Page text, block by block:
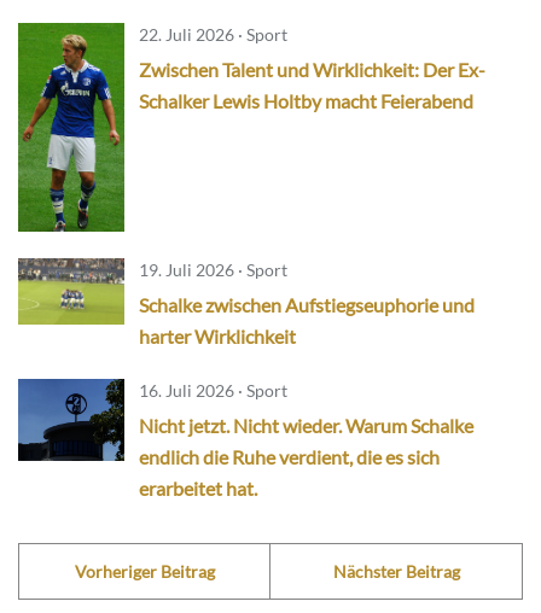
22. Juli 2026 · Sport
Zwischen Talent und Wirklichkeit: Der Ex-
Schalker Lewis Holtby macht Feierabend
19. Juli 2026 · Sport
Schalke zwischen Aufstiegseuphorie und
harter Wirklichkeit
16. Juli 2026 · Sport
Nicht jetzt. Nicht wieder. Warum Schalke
endlich die Ruhe verdient, die es sich
erarbeitet hat.
Vorheriger Beitrag Nächster Beitrag